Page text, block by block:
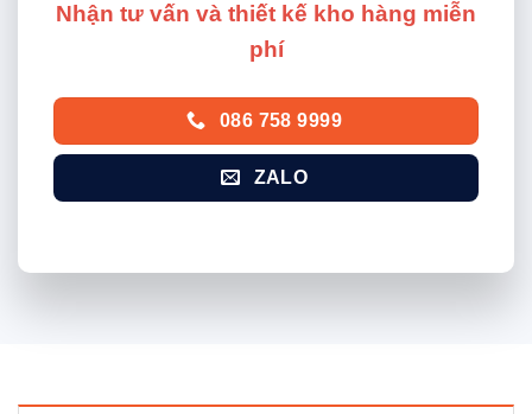
Nhận tư vấn và thiết kế kho hàng miễn
phí
086 758 9999
ZALO